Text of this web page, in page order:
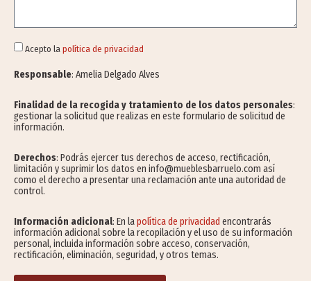
Acepto la política de privacidad
Responsable: Amelia Delgado Alves
Finalidad de la recogida y tratamiento de los datos personales:
gestionar la solicitud que realizas en este formulario de solicitud de
información.
Derechos: Podrás ejercer tus derechos de acceso, rectificación,
limitación y suprimir los datos en info@mueblesbarruelo.com así
como el derecho a presentar una reclamación ante una autoridad de
control.
Información adicional: En lapolítica de privacidad encontrarás
información adicional sobre la recopilación y el uso de su información
personal, incluida información sobre acceso, conservación,
rectificación, eliminación, seguridad, y otros temas.